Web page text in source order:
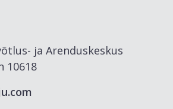
ja Arenduskeskus
10618